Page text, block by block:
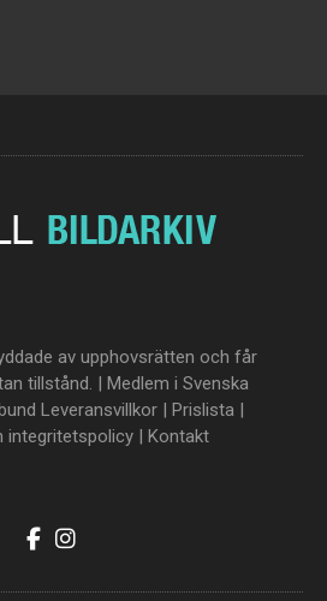
av upphovsrätten och får
tillstånd. | Medlem i Svenska
Leveransvillkor | Prislista |
integritetspolicy | Kontakt